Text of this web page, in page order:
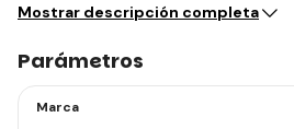
Mostrar descripción completa
Parámetros
Marca